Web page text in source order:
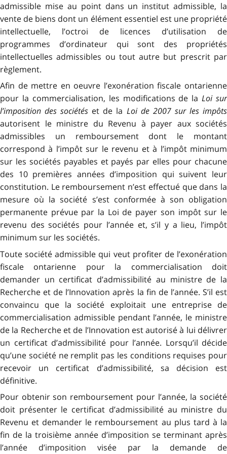
admissible mise au point dans un institut admissible, la
vente de biens dont un élément essentiel est une propriété
intellectuelle, l’octroi de licences d’utilisation de
programmes d’ordinateur qui sont des propriétés
intellectuelles admissibles ou tout autre but prescrit par
règlement.
Afin de mettre en oeuvre l’exonération fiscale ontarienne
pour la commercialisation, les modifications de laLoi sur
l’imposition des sociétés et de la Loi de 2007 sur les impôts
autorisent le ministre du Revenu à payer aux sociétés
admissibles un remboursement dont le montant
correspond à l’impôt sur le revenu et à l’impôt minimum
sur les sociétés payables et payés par elles pour chacune
des 10 premières années d’imposition qui suivent leur
constitution. Le remboursement n’est effectué que dans la
mesure où la société s’est conformée à son obligation
permanente prévue par la Loi de payer son impôt sur le
revenu des sociétés pour l’année et, s’il y a lieu, l’impôt
minimum sur les sociétés.
Toute société admissible qui veut profiter de l’exonération
fiscale ontarienne pour la commercialisation doit
demander un certificat d’admissibilité au ministre de la
Recherche et de l’Innovation après la fin de l’année. S’il est
convaincu que la société exploitait une entreprise de
commercialisation admissible pendant l’année, le ministre
de la Recherche et de l’Innovation est autorisé à lui délivrer
un certificat d’admissibilité pour l’année. Lorsqu’il décide
qu’une société ne remplit pas les conditions requises pour
recevoir un certificat d’admissibilité, sa décision est
définitive.
Pour obtenir son remboursement pour l’année, la société
doit présenter le certificat d’admissibilité au ministre du
Revenu et demander le remboursement au plus tard à la
fin de la troisième année d’imposition se terminant après
l’année d’imposition visée par la demande de